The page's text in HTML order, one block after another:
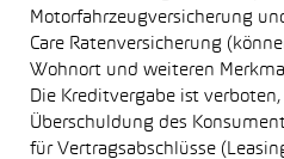
Motorfahrzeugversicherung
Care Ratenversicherung
Wohnort und weiteren
Die Kreditvergabe ist
Überschuldung des
für Vertragsabschlüsse